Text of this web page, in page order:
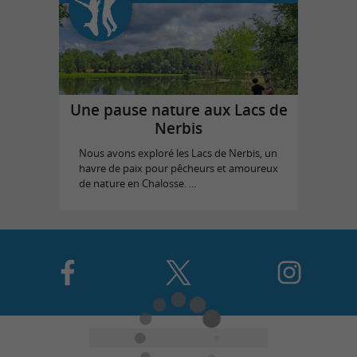
Une pause nature aux Lacs de
Nerbis
Nous avons exploré les Lacs de Nerbis, un
havre de paix pour pêcheurs et amoureux
de nature en Chalosse. ...